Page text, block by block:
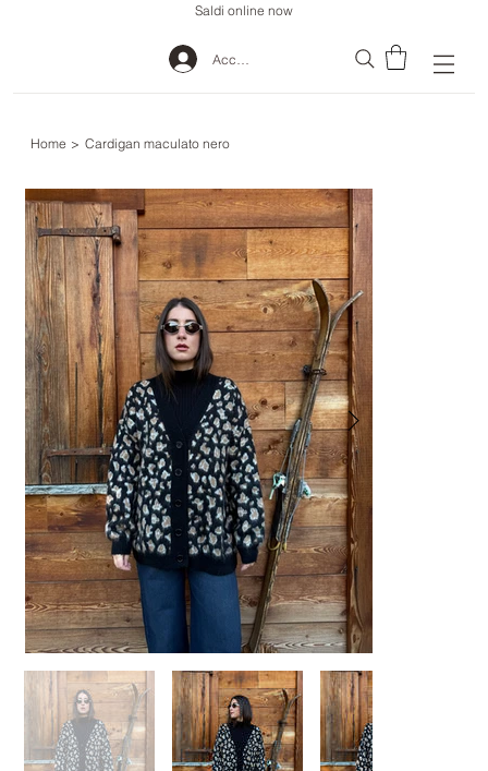
Saldi online now
Accedi
Home > Cardigan maculato nero